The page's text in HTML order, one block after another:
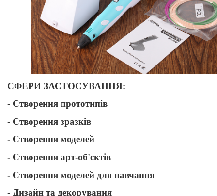
СФЕРИ ЗАСТОСУВАННЯ:
- Створення прототипів
- Створення зразків
- Створення моделей
- Створення арт-об'єктів
- Створення моделей для навчання
- Дизайн та декорування